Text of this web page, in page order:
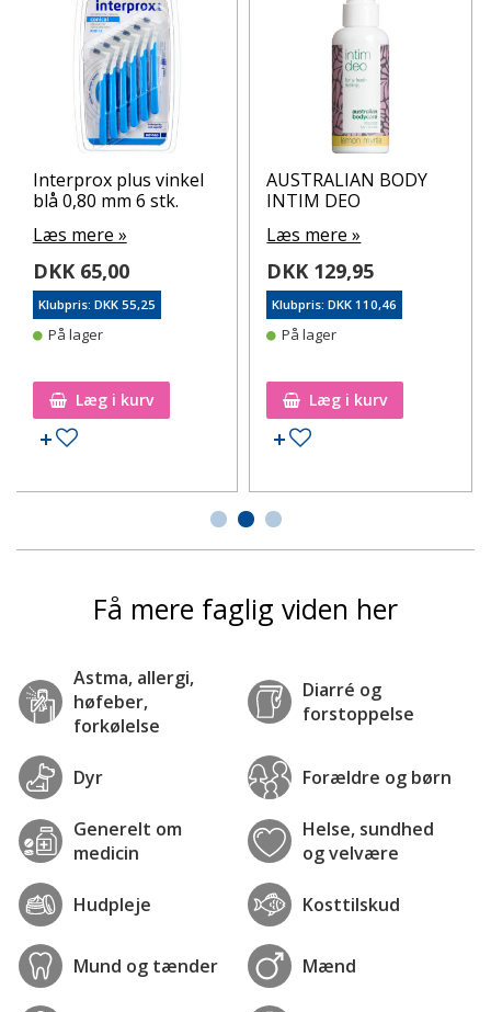
Interprox plus vinkel
blå 0,80 mm 6 stk.
Læs mere »
DKK 65,00
Klubpris: DKK 55,25
På lager
Læg i kurv
Tilføj til ønskeseddel
AUSTRALIAN BODY
INTIM DEO
Læs mere »
DKK 129,95
Klubpris: DKK 110,46
På lager
Læg i kurv
Tilføj til ønskeseddel
Få mere faglig viden her
Astma, allergi,
høfeber,
forkølelse
Diarré og
forstoppelse
Dyr Forældre og børn
Generelt om
medicin
Helse, sundhed
og velvære
Hudpleje Kosttilskud
Mund og tænder Mænd